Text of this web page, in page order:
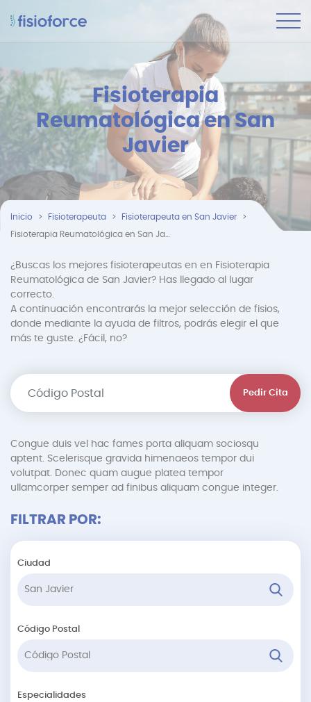
Fisioterapia
Reumatológica en San
Javier
Inicio Fisioterapeuta Fisioterapeuta en San Javier
¿Buscas los mejores fisioterapeutas en en Fisioterapia
Reumatológica de San Javier? Has llegado al lugar
correcto.
A continuación encontrarás la mejor selección de fisios,
donde mediante la ayuda de filtros, podrás elegir el que
más te guste. ¿Fácil, no?
Pedir Cita
Congue duis vel hac fames porta aliquam sociosqu
aptent. Scelerisque gravida himenaeos tempor dui
volutpat. Donec quam augue platea tempor
ullamcorper semper ad finibus aliquam congue integer.
FILTRAR POR:
Ciudad
Código Postal
Especialidades